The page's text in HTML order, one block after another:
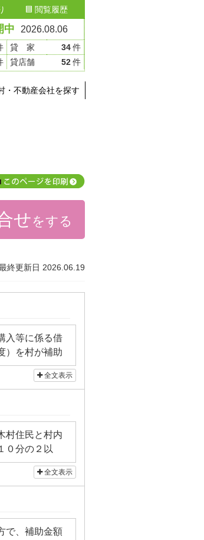
中 2026.08.06
貸 家 34件
貸店舗 52件
閲覧履歴
・不動産会社を探す
せをする
終更新日 2026.06.19
入等に係る借
）を村が補助
全文表示
村住民と村内
０分の２以
については下
合がありま
や備品の購
全文表示
で、補助金額